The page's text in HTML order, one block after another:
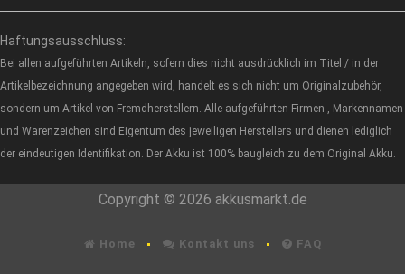
Haftungsausschluss:
Bei allen aufgeführten Artikeln, sofern dies nicht ausdrücklich im Titel / in der
Artikelbezeichnung angegeben wird, handelt es sich nicht um Originalzubehör,
sondern um Artikel von Fremdherstellern. Alle aufgeführten Firmen-, Markennamen
und Warenzeichen sind Eigentum des jeweiligen Herstellers und dienen lediglich
der eindeutigen Identifikation. Der Akku ist 100% baugleich zu dem Original Akku.
Copyright © 2026 akkusmarkt.de
Home Kontakt uns FAQ